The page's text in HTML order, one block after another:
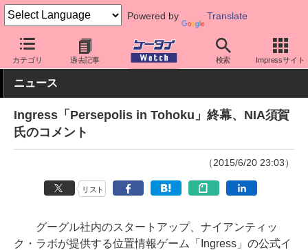
Powered by Translate
カテゴリ 過去記事 検索 Impressサイト
ケータイ Watch OS iPhone (iOS) アプリ・サービス
ニュース
Ingress「Persepolis in Tohoku」終幕、NIA須賀
氏のコメント
（2015/6/20 23:03）
リスト
グーグル社内のスタートアップ、ナイアンティッ
ク・ラボが提供する位置情報ゲーム「Ingress」の公式イ